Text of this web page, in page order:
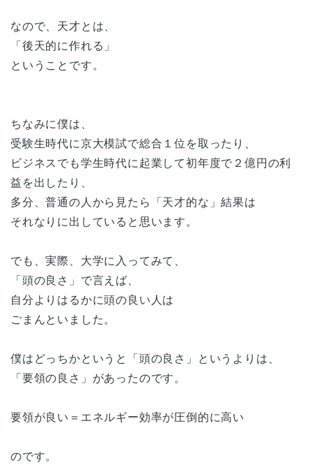
なので、天才とは、
「後天的に作れる」
ということです。
ちなみに僕は、
受験生時代に京大模試で総合１位を取ったり、
ビジネスでも学生時代に起業して初年度で２億円の利
益を出したり、
多分、普通の人から見たら「天才的な」結果は
それなりに出していると思います。
でも、実際、大学に入ってみて、
「頭の良さ」で言えば、
自分よりはるかに頭の良い人は
ごまんといました。
僕はどっちかというと「頭の良さ」というよりは、
「要領の良さ」があったのです。
要領が良い＝エネルギー効率が圧倒的に高い
のです。